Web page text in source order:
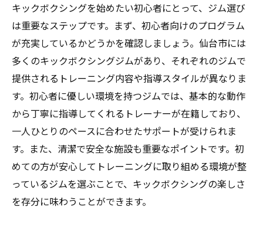
初心者必見のジム
初めての方におすすめのキックボクシング
ジム
仙台市の初心者向けキックボクシングジム
の特徴
初心者が安心して通えるジムの選び方
仙台市内の初心者向けクラスの充実度
初めてでも安心のキックボクシングジム紹
介
初心者に優しいジムのトレーニング内容
キックボクシングで健康的な生活をEIGHT接骨院
キックボクシングを始めたい初心者にとって、ジム選び
は重要なステップです。まず、初心者向けのプログラム
が充実しているかどうかを確認しましょう。仙台市には
多くのキックボクシングジムがあり、それぞれのジムで
提供されるトレーニング内容や指導スタイルが異なりま
す。初心者に優しい環境を持つジムでは、基本的な動作
から丁寧に指導してくれるトレーナーが在籍しており、
一人ひとりのペースに合わせたサポートが受けられま
す。また、清潔で安全な施設も重要なポイントです。初
めての方が安心してトレーニングに取り組める環境が整
っているジムを選ぶことで、キックボクシングの楽しさ
を存分に味わうことができます。